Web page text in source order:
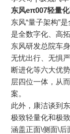
东风eπ007轻量
东风“量子架构”
是全数字化、高
东风研发总院车
无忧出行、无惧
断进化等六大优
层四位一体，从
案。
此外，康洁谈到
极致轻量化和极
涵盖正面\侧面\后